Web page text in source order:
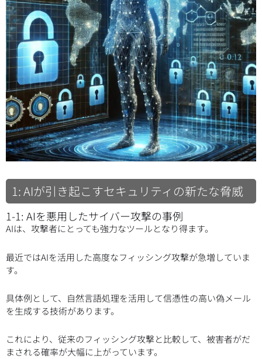
1: AIが引き起こすセキュリティの新たな脅威
1-1: AIを悪用したサイバー攻撃の事例
AIは、攻撃者にとっても強力なツールとなり得ます。
最近ではAIを活用した高度なフィッシング攻撃が急増していま
す。
具体例として、自然言語処理を活用して信憑性の高い偽メール
を生成する技術があります。
これにより、従来のフィッシング攻撃と比較して、被害者がだ
まされる確率が大幅に上がっています。